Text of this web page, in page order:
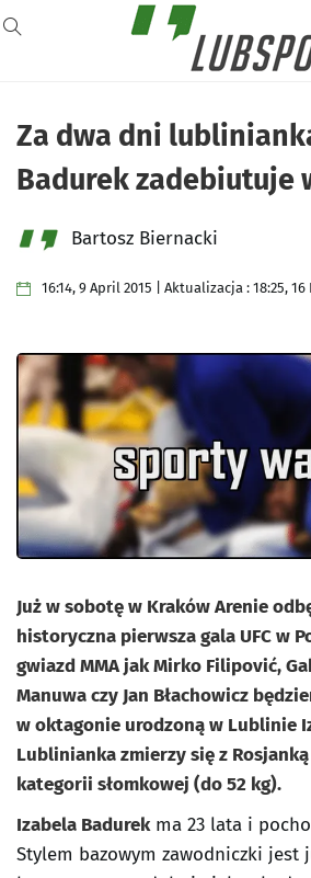
Za dwa dni
Badurek zadebiutuje
Bartosz Biernacki
16:14, 9 April 2015 | Aktualizacja : 18:25, 16
Już w sobotę w Kraków Arenie
historyczna pierwsza gala UFC w
gwiazd MMA jak Mirko Filipović,
Manuwa czy Jan Błachowicz
w oktagonie urodzoną w Lublinie
Lublinianka zmierzy się z
kategorii słomkowej (do 52 kg).
Izabela Badurekma 23 lata i
Stylem bazowym zawodniczki